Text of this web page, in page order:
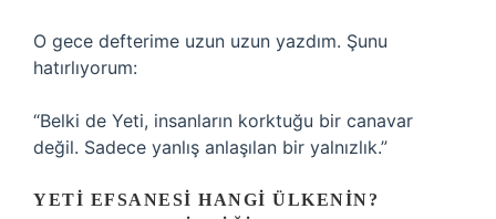
O gece defterime uzun uzun yazdım. Şunu
hatırlıyorum:
“Belki de Yeti, insanların korktuğu bir canavar
değil. Sadece yanlış anlaşılan bir yalnızlık.”
YETI EFSANESI HANGI ÜLKENIN?